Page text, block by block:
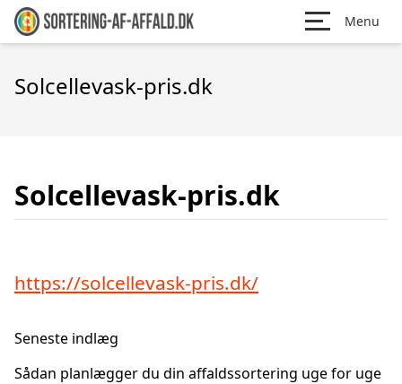
Menu
Solcellevask-pris.dk
Solcellevask-pris.dk
https://solcellevask-pris.dk/
Seneste indlæg
Sådan planlægger du din affaldssortering uge for uge